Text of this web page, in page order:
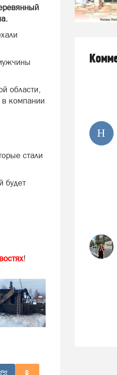
области,
компании
стали
будет
!
Н